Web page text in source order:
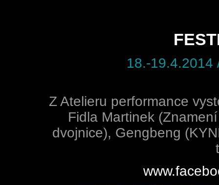
18.-19.4.2014
Z Atelieru performance
Fidla Martinek
dvojnice), Gengbeng